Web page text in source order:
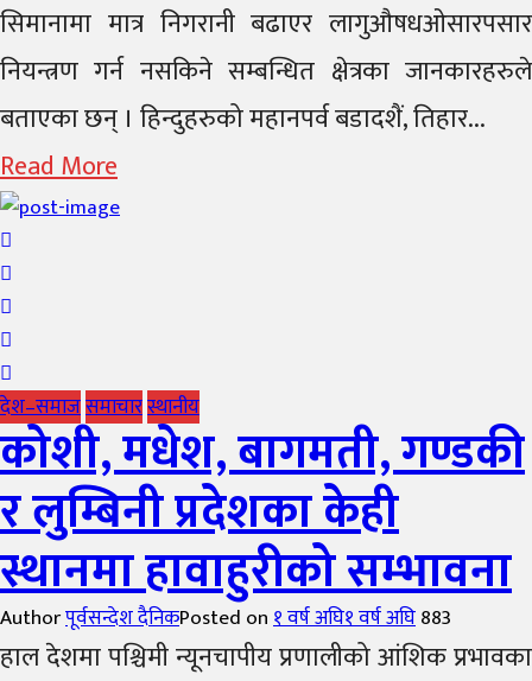
सिमानामा मात्र निगरानी बढाएर लागुऔषधओसारपसार
नियन्त्रण गर्न नसकिने सम्बन्धित क्षेत्रका जानकारहरुले
बताएका छन् । हिन्दुहरुको महानपर्व बडादशैं, तिहार...
Read More
देश–समाजसमाचारस्थानीय
कोशी, मधेश, बागमती, गण्डकी
र लुम्बिनी प्रदेशका केही
स्थानमा हावाहुरीको सम्भावना
Authorपूर्वसन्देश दैनिकPosted on१ वर्ष अघि१ वर्ष अघि883
हाल देशमा पश्चिमी न्यूनचापीय प्रणालीको आंशिक प्रभावका